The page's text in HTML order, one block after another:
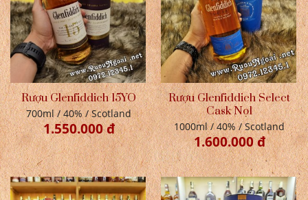
Rượu Glenfiddich 15YO
700ml / 40% / Scotland
1.550.000 đ
Rượu Glenfiddich Select
Cask No1
1000ml / 40% / Scotland
1.600.000 đ